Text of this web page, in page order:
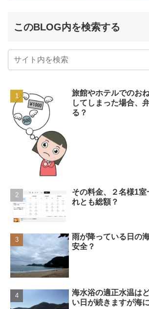
このBLOG内を検索する
旅館やホテルでのお
してしまった場合、
る？
その料金、２名様1
れとも総額？
雨が降っている日の
安全？
海水浴の適正水温は
い日が続きますが海